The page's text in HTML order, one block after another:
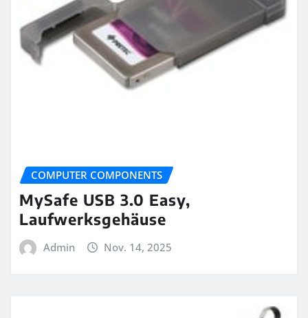
COMPUTER COMPONENTS
MySafe USB 3.0 Easy,
Laufwerksgehäuse
Admin Nov. 14, 2025